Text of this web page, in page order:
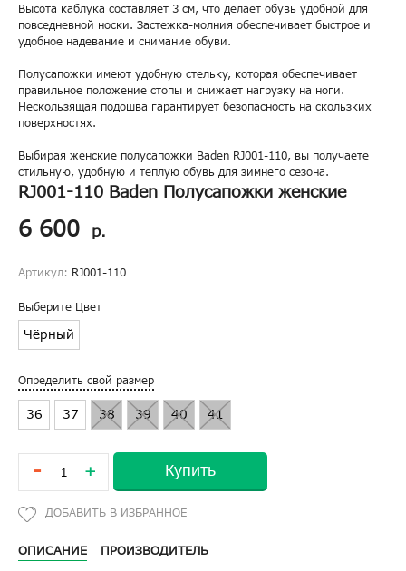
Высота каблука составляет 3 см, что делает обувь удобной для
повседневной носки. Застежка-молния обеспечивает быстрое и
удобное надевание и снимание обуви.
Полусапожки имеют удобную стельку, которая обеспечивает
правильное положение стопы и снижает нагрузку на ноги.
Нескользящая подошва гарантирует безопасность на скользких
поверхностях.
Выбирая женские полусапожки Baden RJ001-110, вы получаете
стильную, удобную и теплую обувь для зимнего сезона.
RJ001-110 Baden Полусапожки женские
6 600 р.
Артикул: RJ001-110
Выберите Цвет
Чёрный
Определить свой размер
36 37 38 39 40 41
- + Купить
ОПИСАНИЕ ПРОИЗВОДИТЕЛЬ